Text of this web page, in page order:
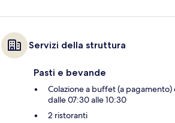
Servizi della struttura
Pasti e bevande
Colazione a buffet (a
dalle 07:30 alle 10:30
2 ristoranti